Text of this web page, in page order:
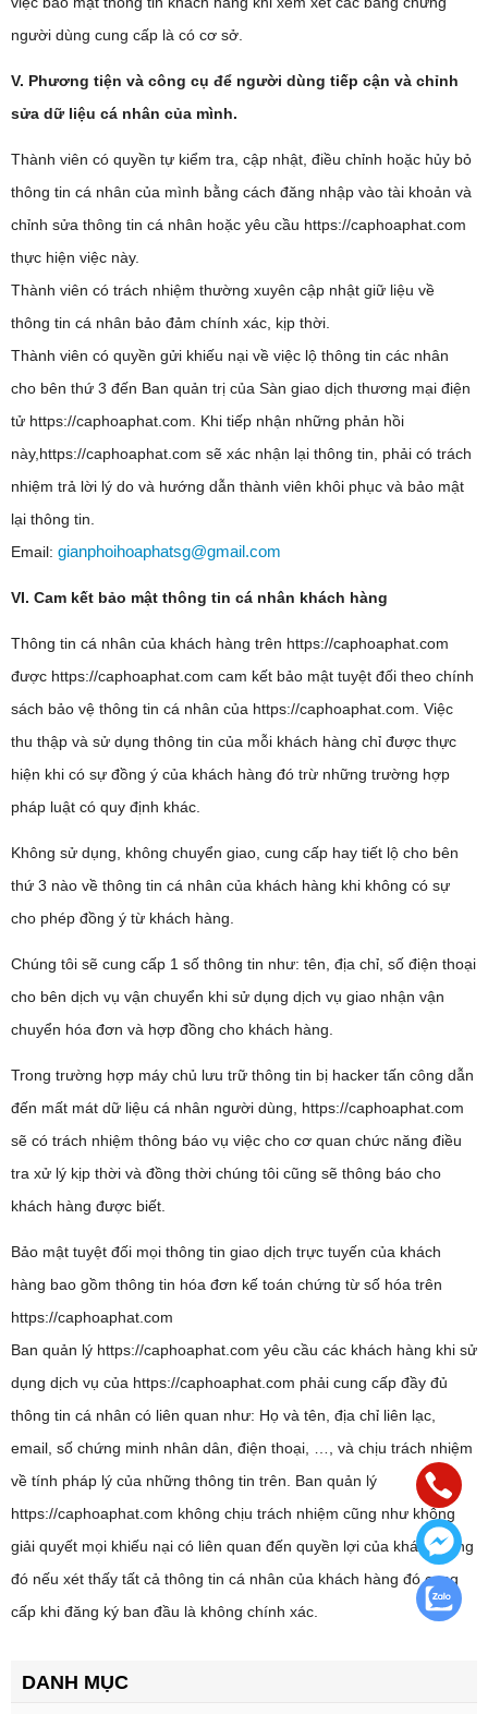
người dùng cung cấp là có cơ sở.
V. Phương tiện và công cụ để người dùng tiếp cận và chỉnh
sửa dữ liệu cá nhân của mình.
Thành viên có quyền tự kiểm tra, cập nhật, điều chỉnh hoặc hủy bỏ
thông tin cá nhân của mình bằng cách đăng nhập vào tài khoản và
chỉnh sửa thông tin cá nhân hoặc yêu cầu https://caphoaphat.com
thực hiện việc này.
Thành viên có trách nhiệm thường xuyên cập nhật giữ liệu về
thông tin cá nhân bảo đảm chính xác, kịp thời.
Thành viên có quyền gửi khiếu nại về việc lộ thông tin các nhân
cho bên thứ 3 đến Ban quản trị của Sàn giao dịch thương mại điện
tử https://caphoaphat.com. Khi tiếp nhận những phản hồi
này,https://caphoaphat.com sẽ xác nhận lại thông tin, phải có trách
nhiệm trả lời lý do và hướng dẫn thành viên khôi phục và bảo mật
lại thông tin.
Email: gianphoihoaphatsg@gmail.com
VI. Cam kết bảo mật thông tin cá nhân khách hàng
Thông tin cá nhân của khách hàng trên https://caphoaphat.com
được https://caphoaphat.com cam kết bảo mật tuyệt đối theo chính
sách bảo vệ thông tin cá nhân của https://caphoaphat.com. Việc
thu thập và sử dụng thông tin của mỗi khách hàng chỉ được thực
hiện khi có sự đồng ý của khách hàng đó trừ những trường hợp
pháp luật có quy định khác.
Không sử dụng, không chuyển giao, cung cấp hay tiết lộ cho bên
thứ 3 nào về thông tin cá nhân của khách hàng khi không có sự
cho phép đồng ý từ khách hàng.
Chúng tôi sẽ cung cấp 1 số thông tin như: tên, địa chỉ, số điện thoại
cho bên dịch vụ vận chuyển khi sử dụng dịch vụ giao nhận vận
chuyển hóa đơn và hợp đồng cho khách hàng.
Trong trường hợp máy chủ lưu trữ thông tin bị hacker tấn công dẫn
đến mất mát dữ liệu cá nhân người dùng, https://caphoaphat.com
sẽ có trách nhiệm thông báo vụ việc cho cơ quan chức năng điều
tra xử lý kịp thời và đồng thời chúng tôi cũng sẽ thông báo cho
khách hàng được biết.
Bảo mật tuyệt đối mọi thông tin giao dịch trực tuyến của khách
hàng bao gồm thông tin hóa đơn kế toán chứng từ số hóa trên
https://caphoaphat.com
Ban quản lý https://caphoaphat.com yêu cầu các khách hàng khi sử
dụng dịch vụ của https://caphoaphat.com phải cung cấp đầy đủ
thông tin cá nhân có liên quan như: Họ và tên, địa chỉ liên lạc,
email, số chứng minh nhân dân, điện thoại, …, và chịu trách nhiệm
về tính pháp lý của những thông tin trên. Ban quản lý
https://caphoaphat.com không chịu trách nhiệm cũng như không
giải quyết mọi khiếu nại có liên quan đến quyền lợi của khách hàng
đó nếu xét thấy tất cả thông tin cá nhân của khách hàng đó cung
cấp khi đăng ký ban đầu là không chính xác.
DANH MỤC